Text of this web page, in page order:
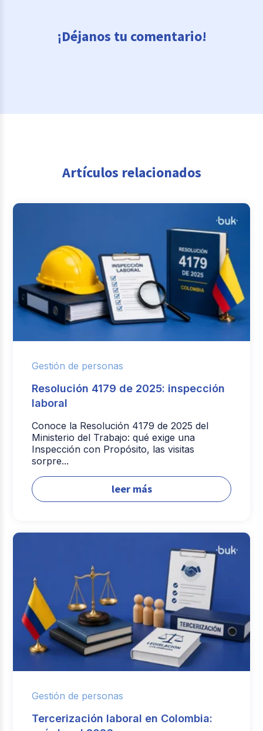
¡Déjanos tu comentario!
Artículos relacionados
Gestión de personas
Resolución 4179 de 2025: inspección
laboral
Conoce la Resolución 4179 de 2025 del
Ministerio del Trabajo: qué exige una
Inspección con Propósito, las visitas
sorpre...
leer más
Gestión de personas
Tercerización laboral en Colombia: